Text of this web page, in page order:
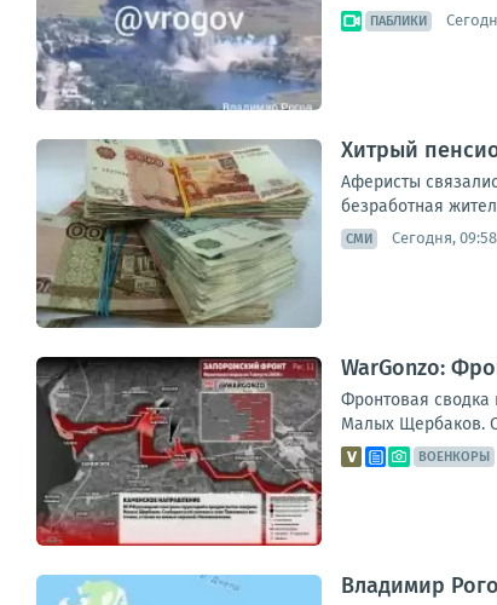
ПАБЛИКИ
Хитрый
Аферисты
безработная
СМИ Сегодня, 09:58
WarGonzo:
Фронтовая сводка
Малых Щербаков.
ВОЕНКОРЫ
Владимир